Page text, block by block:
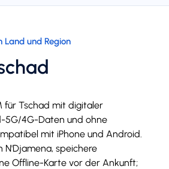
Land und Region
für Tschad mit digitaler
5G/4G-Daten und ohne
mit iPhone und Android.
N'Djamena, speichere
Offline-Karte vor der Ankunft;